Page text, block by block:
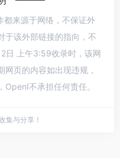
来源于网络，不保证外
于该外部链接的指向，不
日 上午3:59收录时，该网
页的内容如出现违规，
不承担任何责任。
集与分享！